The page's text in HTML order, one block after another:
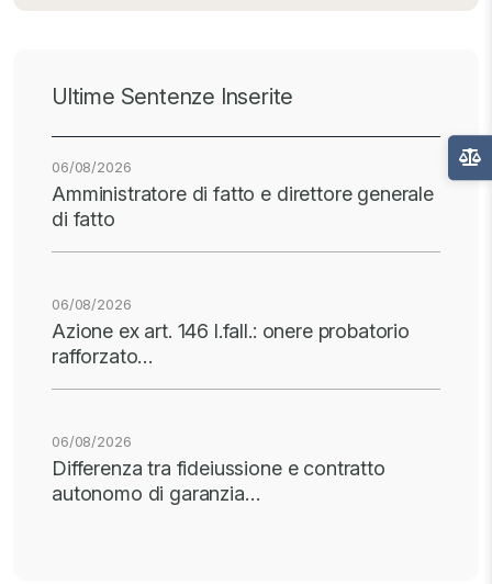
Ultime Sentenze Inserite
06/08/2026
Amministratore di fatto e direttore generale
di fatto
06/08/2026
Azione ex art. 146 l.fall.: onere probatorio
rafforzato…
06/08/2026
Differenza tra fideiussione e contratto
autonomo di garanzia…